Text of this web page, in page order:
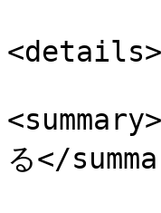
<details>
る</